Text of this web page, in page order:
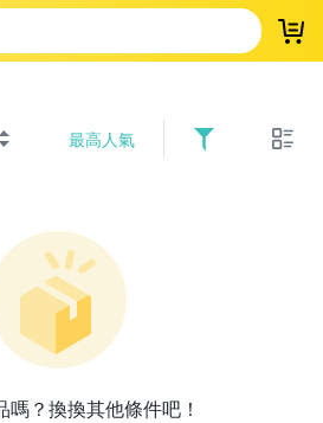
登
最高人氣
嗎？換換其他條件吧！